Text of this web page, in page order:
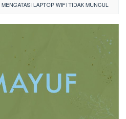
MENGATASI LAPTOP WIFI TIDAK MUNCUL